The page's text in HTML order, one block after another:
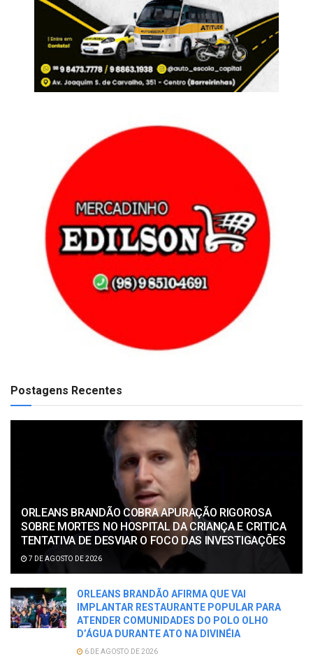
Postagens Recentes
ORLEANS BRANDÃO COBRA APURAÇÃO RIGOROSA
SOBRE MORTES NO HOSPITAL DA CRIANÇA E CRITICA
TENTATIVA DE DESVIAR O FOCO DAS INVESTIGAÇÕES
7 DE AGOSTO DE 2026
ORLEANS BRANDÃO AFIRMA QUE VAI
IMPLANTAR RESTAURANTE POPULAR PARA
ATENDER COMUNIDADES DO POLO OLHO
D’ÁGUA DURANTE ATO NA DIVINÉIA
6 DE AGOSTO DE 2026